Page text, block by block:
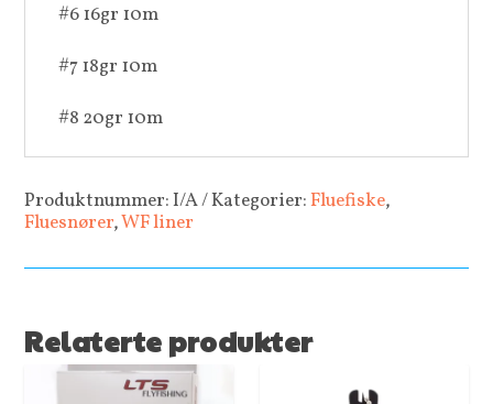
#6 16gr 10m
#7 18gr 10m
#8 20gr 10m
Produktnummer:I/A Kategorier:Fluefiske,
Fluesnører,WF liner
Relaterte produkter